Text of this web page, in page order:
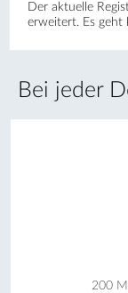
Bei jeder
200
Der aktuelle
erweitert. Es geht